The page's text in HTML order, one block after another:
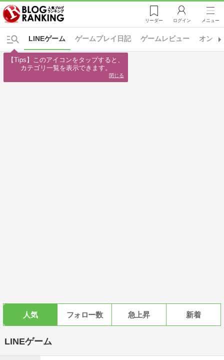
リーダー ログイン メニュー
ゲームプレイ日記 ゲームレビュー オンラ
LINEゲーム
人気 フォロー数 急上昇 新着
LINEゲーム
【Tips】このアイコンをタップすると、
カテゴリ一覧を表示できます。
閉じる